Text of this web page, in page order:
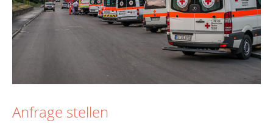
Anfrage stellen